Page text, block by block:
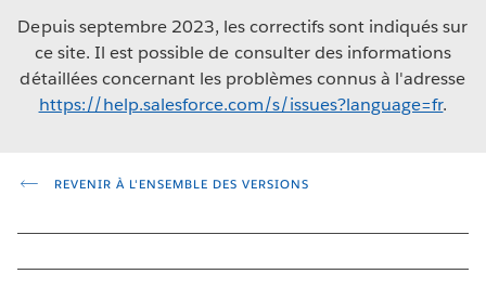
Depuis septembre 2023, les correctifs sont indiqués sur
ce site. Il est possible de consulter des informations
détaillées concernant les problèmes connus à l'adresse
https://help.salesforce.com/s/issues?language=fr.
REVENIR À L'ENSEMBLE DES VERSIONS